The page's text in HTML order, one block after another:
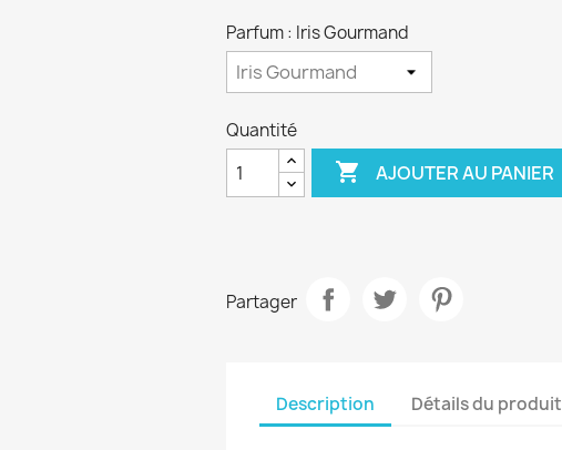
Parfum : Iris Gourmand
Quantité
 AJOUTER AU PANIER
Partager
Description Détails du produit